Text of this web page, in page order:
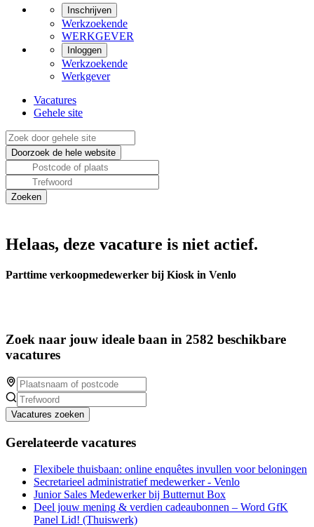
Inschrijven
Werkzoekende
WERKGEVER
Inloggen
Werkzoekende
Werkgever
Vacatures
Gehele site
Helaas, deze vacature is niet actief.
Parttime verkoopmedewerker bij Kiosk in Venlo
Zoek naar jouw ideale baan in 2582 beschikbare
vacatures
Vacatures zoeken
Gerelateerde vacatures
Flexibele thuisbaan: online enquêtes invullen voor beloningen
Secretarieel administratief medewerker - Venlo
Junior Sales Medewerker bij Butternut Box
Deel jouw mening & verdien cadeaubonnen – Word GfK
Panel Lid! (Thuiswerk)